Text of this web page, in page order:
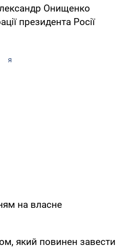
Онищенко
президента Росії
на власне
який повинен завести